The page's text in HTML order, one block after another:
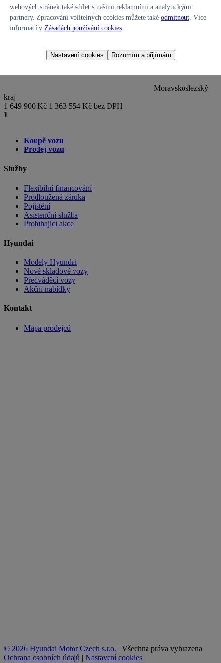
Do provozu: 03/2024
Převodovka:Automatická
Moravskoslezský
kraj
1 649 900 Kč 1 363 554 Kč bez DPH
1
Koupě vozu
Prodej vozu
Služby
Flexibilní financování
Prodloužená záruka
Pojištění
Asistenční služba
Probíhající akce
Hyundai
Modely Hyundai
Nové skladové vozy
Předváděcí vozy
Akční nabídky
Kontakt
Mapa prodejců
© 2026 Hyundai Motor Czech s.r.o. | Všechna práva vyhrazena
Ochrana osobních údajů | Nastavení cookies |
webových stránek také sdílet s našimi reklamními a analytickými
partnery. Zpracování volitelných cookies můžete také odmítnout . Více
informací v Zásadách používání cookies
Nastavení cookies Rozumím a přijímám